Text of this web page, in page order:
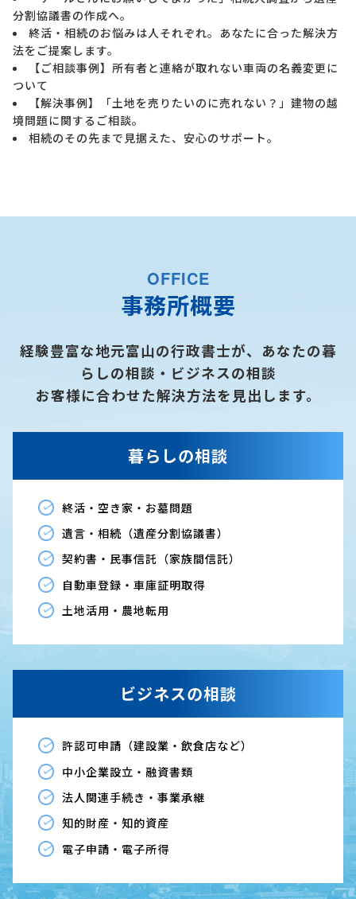
分割協議書の作成へ。
終活・相続のお悩みは人それぞれ。あなたに合った解決方
法をご提案します。
【ご相談事例】所有者と連絡が取れない車両の名義変更に
ついて
【解決事例】「土地を売りたいのに売れない？」建物の越
境問題に関するご相談。
相続のその先まで見据えた、安心のサポート。
OFFICE
事務所概要
経験豊富な地元富山の行政書士が、あなたの暮
らしの相談・ビジネスの相談
お客様に合わせた解決方法を見出します。
暮らしの相談
終活・空き家・お墓問題
遺言・相続（遺産分割協議書）
契約書・民事信託（家族間信託）
自動車登録・車庫証明取得
土地活用・農地転用
ビジネスの相談
許認可申請（建設業・飲食店など）
中小企業設立・融資書類
法人関連手続き・事業承継
知的財産・知的資産
電子申請・電子所得